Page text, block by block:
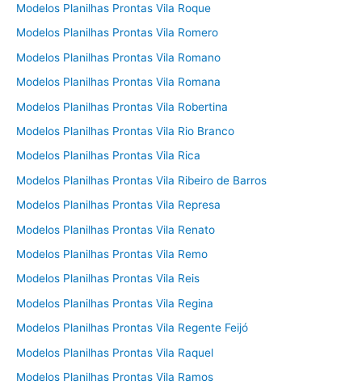
Modelos Planilhas Prontas Vila Roque
Modelos Planilhas Prontas Vila Romero
Modelos Planilhas Prontas Vila Romano
Modelos Planilhas Prontas Vila Romana
Modelos Planilhas Prontas Vila Robertina
Modelos Planilhas Prontas Vila Rio Branco
Modelos Planilhas Prontas Vila Rica
Modelos Planilhas Prontas Vila Ribeiro de Barros
Modelos Planilhas Prontas Vila Represa
Modelos Planilhas Prontas Vila Renato
Modelos Planilhas Prontas Vila Remo
Modelos Planilhas Prontas Vila Reis
Modelos Planilhas Prontas Vila Regina
Modelos Planilhas Prontas Vila Regente Feijó
Modelos Planilhas Prontas Vila Raquel
Modelos Planilhas Prontas Vila Ramos